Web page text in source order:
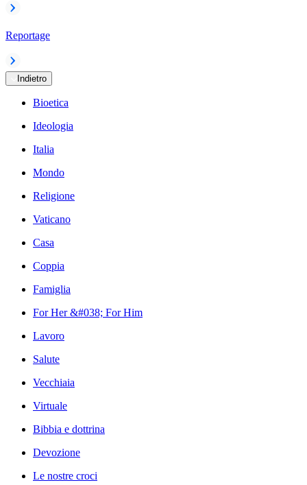
Reportage
Indietro
Bioetica
Ideologia
Italia
Mondo
Religione
Vaticano
Casa
Coppia
Famiglia
For Her &#038; For Him
Lavoro
Salute
Vecchiaia
Virtuale
Bibbia e dottrina
Devozione
Le nostre croci